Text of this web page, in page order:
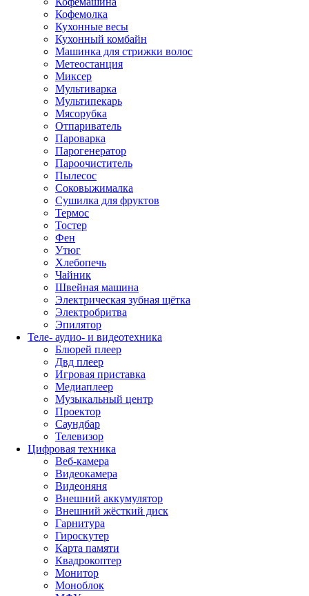
Кофемолка
Кухонные весы
Кухонный комбайн
Машинка для стрижки волос
Метеостанция
Миксер
Мультиварка
Мультипекарь
Мясорубка
Отпариватель
Пароварка
Парогенератор
Пароочиститель
Пылесос
Соковыжималка
Сушилка для фруктов
Термос
Тостер
Фен
Утюг
Хлебопечь
Чайник
Швейная машина
Электрическая зубная щётка
Электробритва
Эпилятор
Теле- аудио- и видеотехника
Блюрей плеер
Двд плеер
Игровая приставка
Медиаплеер
Музыкальный центр
Проектор
Саундбар
Телевизор
Цифровая техника
Веб-камера
Видеокамера
Видеоняня
Внешний аккумулятор
Внешний жёсткий диск
Гарнитура
Гироскутер
Карта памяти
Квадрокоптер
Монитор
Моноблок